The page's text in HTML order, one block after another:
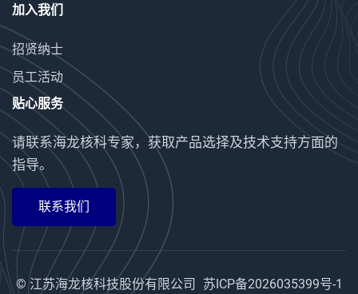
加入我们
招贤纳士
员工活动
贴心服务
请联系海龙核科专家，获取产品选择及技术支持方面的
指导。
联系我们
© 江苏海龙核科技股份有限公司 苏ICP备2026035399号-1